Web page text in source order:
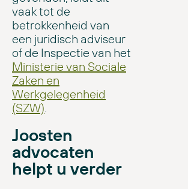
vaak tot de
betrokkenheid van
een juridisch adviseur
of de Inspectie van het
Ministerie van Sociale
Zaken en
Werkgelegenheid
(SZW)
Joosten
advocaten
helpt u verder